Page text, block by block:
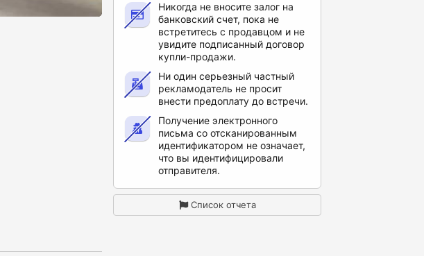
Никогда не вносите залог на
банковский счет, пока не
встретитесь с продавцом и не
увидите подписанный договор
купли-продажи.
Ни один серьезный частный
рекламодатель не просит
внести предоплату до встречи.
Получение электронного
письма со отсканированным
идентификатором не означает,
что вы идентифицировали
отправителя.
Список отчета